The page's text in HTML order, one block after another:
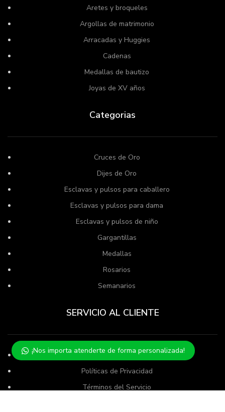
Aretes y broqueles
Argollas de matrimonio
Arracadas y Huggies
Cadenas
Medallas de bautizo
Joyas de XV años
Categorias
Cruces de Oro
Dijes de Oro
Esclavas y pulsos para caballero
Esclavas y pulsos para dama
Esclavas y pulsos de niño
Gargantillas
Medallas
Rosarios
Semanarios
SERVICIO AL CLIENTE
Politica de compra
Políticas de Privacidad
Términos del Servicio
¡Nos importa atenderte de forma personalizada!